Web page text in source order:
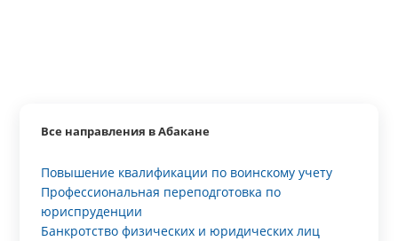
Все направления в Абакане
Повышение квалификации по воинскому учету
Профессиональная переподготовка по
юриспруденции
Банкротство физических и юридических лиц